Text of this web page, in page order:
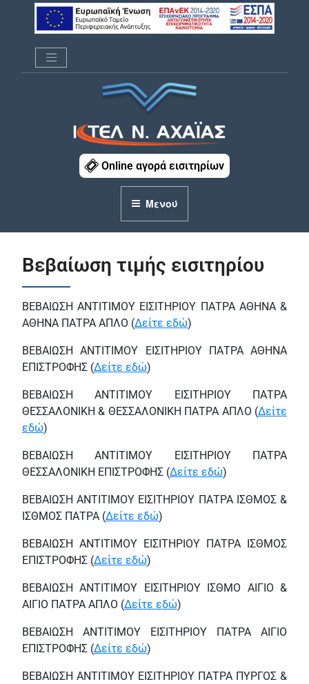
Μετάβαση
ΚΤΕΛ Ν. ΑΧΑΪΑΣOnline αγορά εισιτηρίων
Μενού
Βεβαίωση τιμής εισιτηρίου
ΒΕΒΑΙΩΣΗ ΑΝΤΙΤΙΜΟΥ ΕΙΣΙΤΗΡΙΟΥ ΠΑΤΡΑ ΑΘΗΝΑ &
ΑΘΗΝΑ ΠΑΤΡΑ ΑΠΛΟ (Δείτε εδώ)
ΒΕΒΑΙΩΣΗ ΑΝΤΙΤΙΜΟΥ ΕΙΣΙΤΗΡΙΟΥ ΠΑΤΡΑ ΑΘΗΝΑ
ΕΠΙΣΤΡΟΦΗΣ (Δείτε εδώ)
ΒΕΒΑΙΩΣΗ ΑΝΤΙΤΙΜΟΥ ΕΙΣΙΤΗΡΙΟΥ ΠΑΤΡΑ
ΘΕΣΣΑΛΟΝΙΚΗ & ΘΕΣΣΑΛΟΝΙΚΗ ΠΑΤΡΑ ΑΠΛΟ (Δείτε
εδώ)
ΒΕΒΑΙΩΣΗ ΑΝΤΙΤΙΜΟΥ ΕΙΣΙΤΗΡΙΟΥ ΠΑΤΡΑ
ΘΕΣΣΑΛΟΝΙΚΗ ΕΠΙΣΤΡΟΦΗΣ (Δείτε εδώ)
ΒΕΒΑΙΩΣΗ ΑΝΤΙΤΙΜΟΥ ΕΙΣΙΤΗΡΙΟΥ ΠΑΤΡΑ ΙΣΘΜΟΣ &
ΙΣΘΜΟΣ ΠΑΤΡΑ (Δείτε εδώ)
ΒΕΒΑΙΩΣΗ ΑΝΤΙΤΙΜΟΥ ΕΙΣΙΤΗΡΙΟΥ ΠΑΤΡΑ ΙΣΘΜΟΣ
ΕΠΙΣΤΡΟΦΗΣ (Δείτε εδώ)
ΒΕΒΑΙΩΣΗ ΑΝΤΙΤΙΜΟΥ ΕΙΣΙΤΗΡΙΟΥ ΙΣΘΜΟ ΑΙΓΙΟ &
ΑΙΓΙΟ ΠΑΤΡΑ ΑΠΛΟ (Δείτε εδώ)
ΒΕΒΑΙΩΣΗ ΑΝΤΙΤΙΜΟΥ ΕΙΣΙΤΗΡΙΟΥ ΠΑΤΡΑ ΑΙΓΙΟ
ΕΠΙΣΤΡΟΦΗΣ (Δείτε εδώ)
ΒΕΒΑΙΩΣΗ ΑΝΤΙΤΙΜΟΥ ΕΙΣΙΤΗΡΙΟΥ ΠΑΤΡΑ ΠΥΡΓΟΣ &